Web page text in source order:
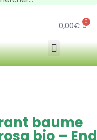
0,00€ 0
baume
bio –